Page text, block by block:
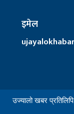
इमेल
उज्यालो खबर